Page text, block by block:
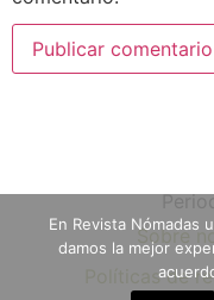
Sobre
Políticas de
En Revista Nómadas
damos la mejor